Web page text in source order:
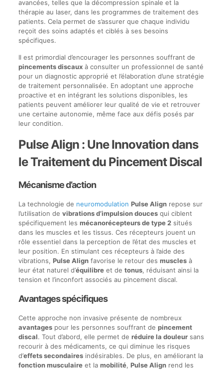
avancées, telles que la décompression spinale et la
thérapie au laser, dans les programmes de traitement des
patients. Cela permet de s’assurer que chaque individu
reçoit des soins adaptés et ciblés à ses besoins
spécifiques.
Il est primordial d’encourager les personnes souffrant de
pincements discauxà consulter un professionnel de santé
pour un diagnostic approprié et l’élaboration d’une stratégie
de traitement personnalisée. En adoptant une approche
proactive et en intégrant les solutions disponibles, les
patients peuvent améliorer leur qualité de vie et retrouver
une certaine autonomie, même face aux défis posés par
leur condition.
Pulse Align : Une Innovation dans
le Traitement du Pincement Discal
Mécanisme d’action
La technologie de neuromodulation Pulse Alignrepose sur
l’utilisation de vibrations d’impulsion doucesqui ciblent
spécifiquement les mécanorécepteurs de type 2situés
dans les muscles et les tissus. Ces récepteurs jouent un
rôle essentiel dans la perception de l’état des muscles et
leur position. En stimulant ces récepteurs à l’aide des
vibrations, Pulse Alignfavorise le retour des musclesà
leur état naturel d’équilibreet de tonus, réduisant ainsi la
tension et l’inconfort associés au pincement discal.
Avantages spécifiques
Cette approche non invasive présente de nombreux
avantagespour les personnes souffrant de pincement
discal. Tout d’abord, elle permet de réduire la douleursans
recourir à des médicaments, ce qui diminue les risques
d’effets secondairesindésirables. De plus, en améliorant la
fonction musculaireet la mobilité, Pulse Alignrend les